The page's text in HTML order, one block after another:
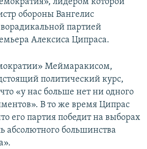
лидером которой
обороны Вангелис
партией
Алексиса Ципраса.
Меймаракисом,
политический курс,
«у нас больше нет ни одного
В то же время Ципрас
его партия победит на выборах
абсолютного большинства